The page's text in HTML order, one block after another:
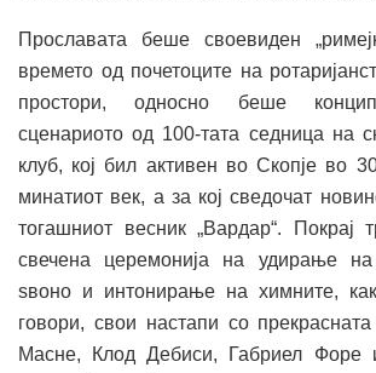
Прославата беше своевиден
времето од почетоците на
простори, односно беше
сценариото од 100-тата седница на
клуб, кој бил активен во Скопје во
минатиот век, а за кој сведочат
тогашниот весник „Вардар“. Покрај
свечена церемонија на удирање на
ѕвоно и интонирање на химните,
говори, свои настапи со
Масне, Клод Дебиси, Габриел Форе